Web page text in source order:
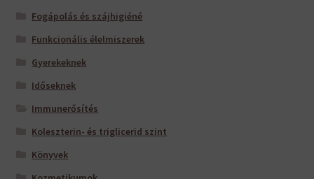
Fogápolás és szájhigiéné
Funkcionális élelmiszerek
Gyerekeknek
Időseknek
Immunerősítés
Koleszterin- és triglicerid szint
Könyvek